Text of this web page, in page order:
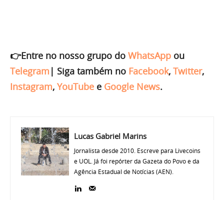
👉Entre no nosso grupo do WhatsApp ou
Telegram | Siga também no Facebook, Twitter,
Instagram, YouTube e Google News.
Lucas Gabriel Marins
Jornalista desde 2010. Escreve para Livecoins
e UOL. Já foi repórter da Gazeta do Povo e da
Agência Estadual de Notícias (AEN).